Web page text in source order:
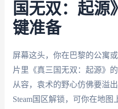
国无双：起源
键准备
屏幕这头，你在巴黎的公寓
片里《真三国无双：起源》
从容，袁术的野心仿佛要溢出
Steam国区解锁，可你在地